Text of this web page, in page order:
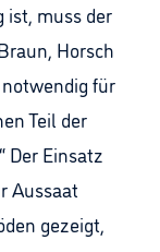
ist, muss der
Horsch
notwendig für
Teil der
Der Einsatz
Aussaat
gezeigt,